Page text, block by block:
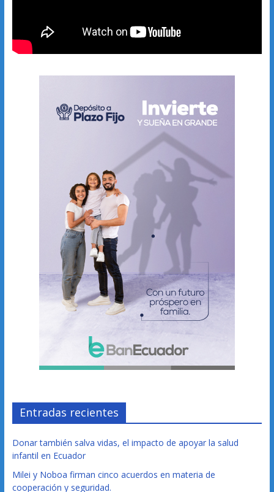
Entradas recientes
Donar también salva vidas, el impacto de apoyar la salud
infantil en Ecuador
Milei y Noboa firman cinco acuerdos en materia de
cooperación y seguridad.